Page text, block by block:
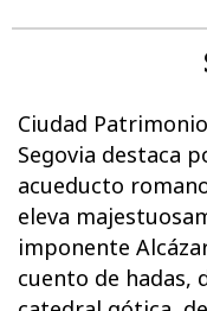
Ciudad
Segovia destaca
acueducto
eleva
imponente
cuento de hadas,